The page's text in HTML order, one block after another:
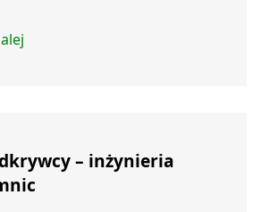
– inżynieria